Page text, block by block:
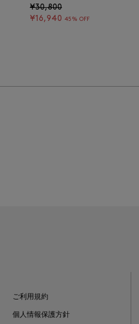
¥30,800
¥16,940 45% OFF
ご利用規約
個人情報保護方針